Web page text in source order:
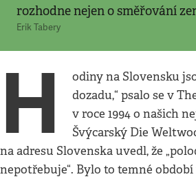
rozhodne nejen o směřování
Erik Tabery
H
odiny na Slovensku
dozadu,“ psalo se v
v roce 1994 o našich
Švýcarský Die
na adresu Slovenska uvedl, že
nepotřebuje“. Bylo to temné